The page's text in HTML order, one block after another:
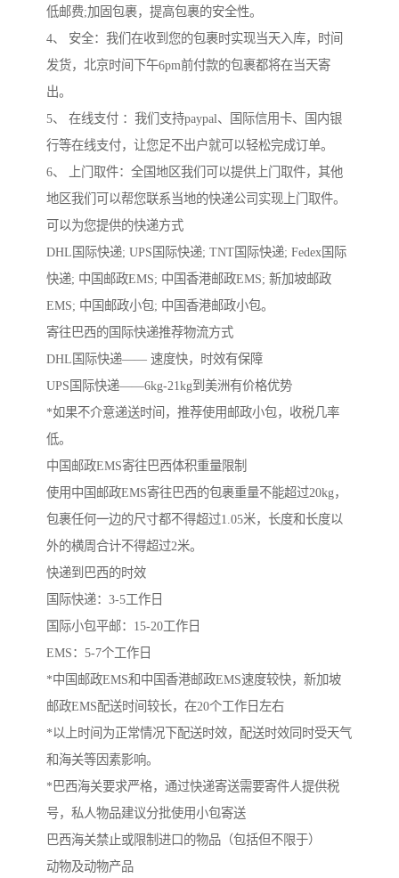
低邮费;加固包裹，提高包裹的安全性。
4、 安全：我们在收到您的包裹时实现当天入库，时间
发货，北京时间下午6pm前付款的包裹都将在当天寄
出。
5、 在线支付 ：我们支持paypal、国际信用卡、国内银
行等在线支付，让您足不出户就可以轻松完成订单。
6、 上门取件：全国地区我们可以提供上门取件，其他
地区我们可以帮您联系当地的快递公司实现上门取件。
可以为您提供的快递方式
DHL国际快递; UPS国际快递; TNT国际快递; Fedex国际
快递; 中国邮政EMS; 中国香港邮政EMS; 新加坡邮政
EMS; 中国邮政小包; 中国香港邮政小包。
寄往巴西的国际快递推荐物流方式
DHL国际快递—— 速度快，时效有保障
UPS国际快递——6kg-21kg到美洲有价格优势
*如果不介意递送时间，推荐使用邮政小包，收税几率
低。
中国邮政EMS寄往巴西体积重量限制
使用中国邮政EMS寄往巴西的包裹重量不能超过20kg，
包裹任何一边的尺寸都不得超过1.05米，长度和长度以
外的横周合计不得超过2米。
快递到巴西的时效
国际快递：3-5工作日
国际小包平邮：15-20工作日
EMS：5-7个工作日
*中国邮政EMS和中国香港邮政EMS速度较快，新加坡
邮政EMS配送时间较长，在20个工作日左右
*以上时间为正常情况下配送时效，配送时效同时受天气
和海关等因素影响。
*巴西海关要求严格，通过快递寄送需要寄件人提供税
号，私人物品建议分批使用小包寄送
巴西海关禁止或限制进口的物品（包括但不限于）
动物及动物产品